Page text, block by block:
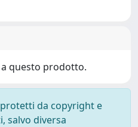
questo prodotto.
da copyright e
salvo diversa